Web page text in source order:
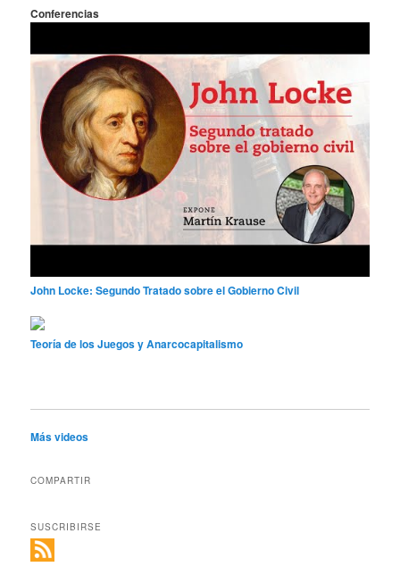
Conferencias
John Locke: Segundo Tratado sobre el Gobierno Civil
Teoría de los Juegos y Anarcocapitalismo
Más videos
COMPARTIR
SUSCRIBIRSE